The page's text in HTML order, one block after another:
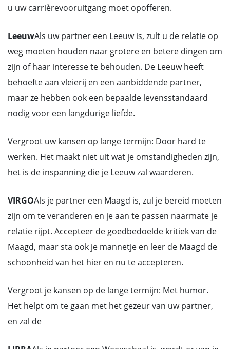
u uw carrièrevooruitgang moet opofferen.
LeeuwAls uw partner een Leeuw is, zult u de relatie op
weg moeten houden naar grotere en betere dingen om
zijn of haar interesse te behouden. De Leeuw heeft
behoefte aan vleierij en een aanbiddende partner,
maar ze hebben ook een bepaalde levensstandaard
nodig voor een langdurige liefde.
Vergroot uw kansen op lange termijn: Door hard te
werken. Het maakt niet uit wat je omstandigheden zijn,
het is de inspanning die je Leeuw zal waarderen.
VIRGOAls je partner een Maagd is, zul je bereid moeten
zijn om te veranderen en je aan te passen naarmate je
relatie rijpt. Accepteer de goedbedoelde kritiek van de
Maagd, maar sta ook je mannetje en leer de Maagd de
schoonheid van het hier en nu te accepteren.
Vergroot je kansen op de lange termijn: Met humor.
Het helpt om te gaan met het gezeur van uw partner,
en zal de